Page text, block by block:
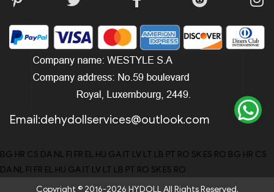
Email:dehydollservices@outlook.com
BG HR CS DA NL FI FR EL HU GA IT LV LT LB PT RO SK ES RO BG HR CS
DA NL FI FR EL HU GA IT LV LT LB PT RO SK ES RO
Copyright © 2016-2026 HYDOLL All Rights Reserved.